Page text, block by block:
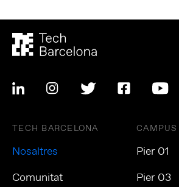
TECH BARCELONA
Nosaltres
Comunitat
CAMPUS
Pier 01
Pier 03